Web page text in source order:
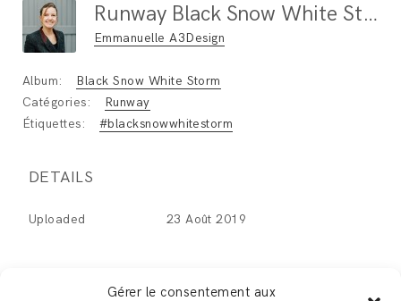
Gérer le consentement aux
Runway Black Snow White Storm
Emmanuelle A3Design
Album:
Black Snow White Storm
Catégories:
Runway
Étiquettes:
#blacksnowwhitestorm
DETAILS
Uploaded 23 Août 2019